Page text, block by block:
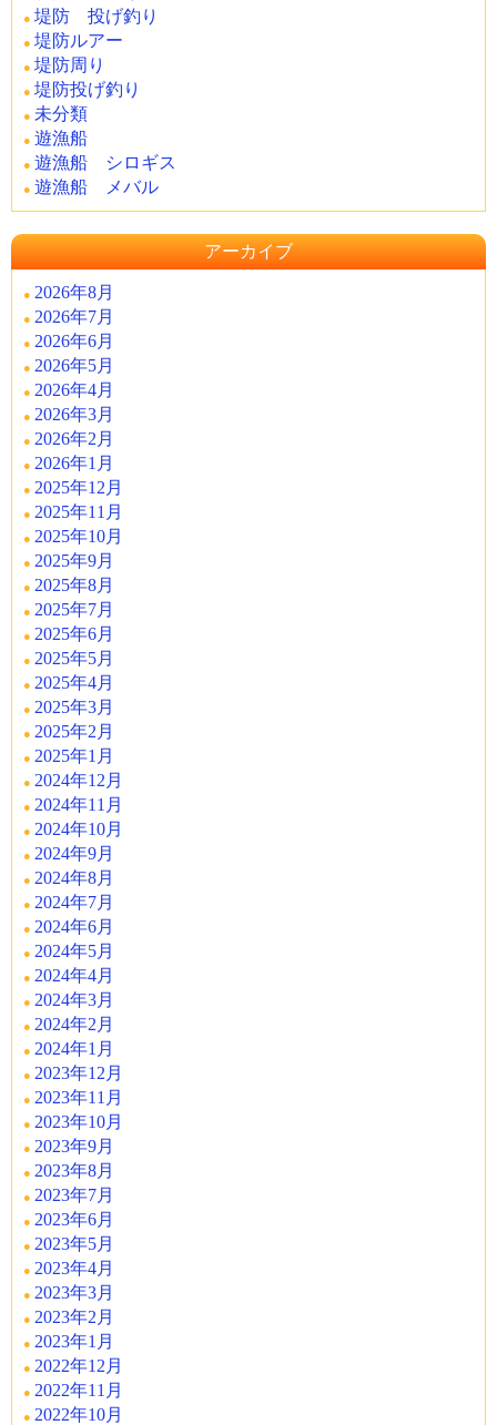
堤防 投げ釣り
堤防ルアー
堤防周り
堤防投げ釣り
未分類
遊漁船
遊漁船 シロギス
遊漁船 メバル
アーカイブ
2026年8月
2026年7月
2026年6月
2026年5月
2026年4月
2026年3月
2026年2月
2026年1月
2025年12月
2025年11月
2025年10月
2025年9月
2025年8月
2025年7月
2025年6月
2025年5月
2025年4月
2025年3月
2025年2月
2025年1月
2024年12月
2024年11月
2024年10月
2024年9月
2024年8月
2024年7月
2024年6月
2024年5月
2024年4月
2024年3月
2024年2月
2024年1月
2023年12月
2023年11月
2023年10月
2023年9月
2023年8月
2023年7月
2023年6月
2023年5月
2023年4月
2023年3月
2023年2月
2023年1月
2022年12月
2022年11月
2022年10月